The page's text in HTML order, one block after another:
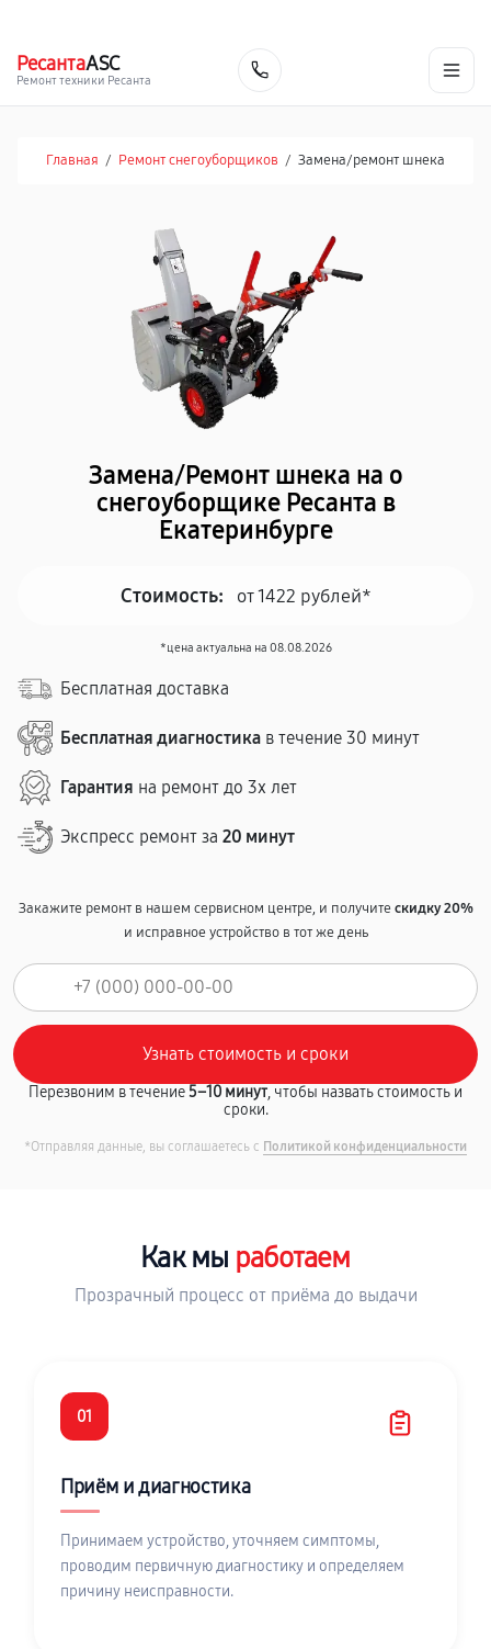
РесантаASC
Ремонт техники Ресанта
Главная / Ремонт снегоуборщиков / Замена/pемонт шнека
Замена/Pемонт шнека на о
снегоуборщике Ресанта в
Екатеринбурге
Стоимость: от 1422 рублей*
*цена актуальна на 08.08.2026
Бесплатная доставка
Бесплатная диагностика в течение 30 минут
Гарантия на ремонт до 3х лет
Экспресс ремонт за 20 минут
Закажите ремонт в нашем сервисном центре, и получитескидку 20%
и исправное устройство в тот же день
Перезвоним в течение5–10 минут, чтобы назвать стоимость и
сроки.
*Отправляя данные, вы соглашаетесь с Политикой конфиденциальности
Как мы работаем
Прозрачный процесс от приёма до выдачи
01
Приём и диагностика
Принимаем устройство, уточняем симптомы,
проводим первичную диагностику и определяем
причину неисправности.